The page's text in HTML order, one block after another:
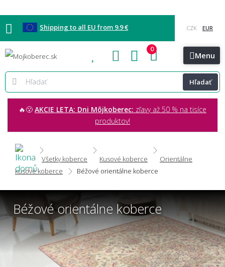
Shipping to all EU from 9.9 €
Blog Kontakt Menu
Hľadať
0
🔥😮 AKCIE LETA: Dni Môjkoberec: zľavy až 50 % na tisíce
produktov!
Všetky koberce Kusové koberce
Orientálne
kusové koberce
Béžové orientálne koberce
Béžové orientálne koberce